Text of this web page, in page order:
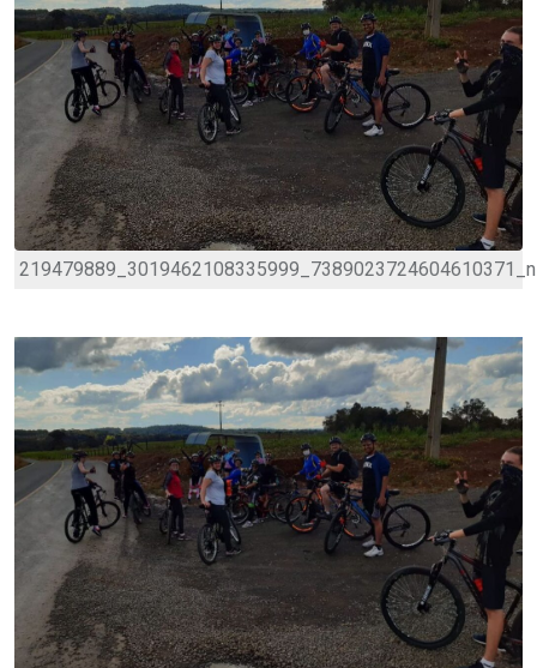
219479889_3019462108335999_7389023724604610371_n